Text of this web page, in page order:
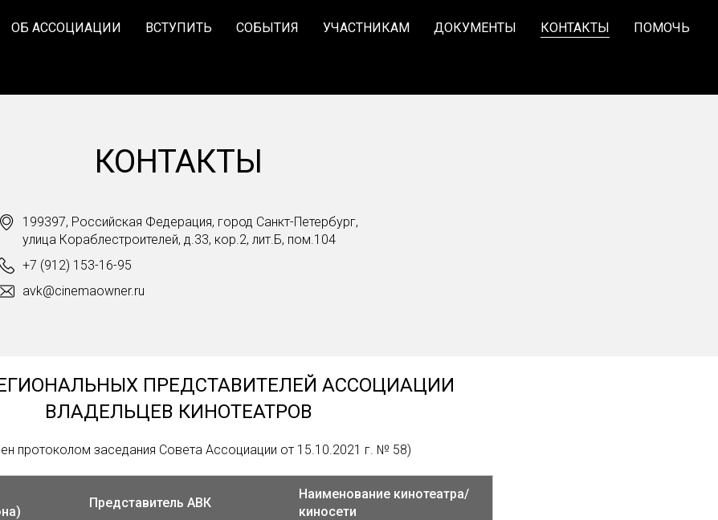
ОБ АССОЦИАЦИИ ВСТУПИТЬ СОБЫТИЯ УЧАСТНИКАМ ДОКУМЕНТЫ КОНТАКТЫ ПОМОЧЬ
КОНТАКТЫ
199397, Российская Федерация, город Санкт-Петербург,
улица Кораблестроителей, д.33, кор.2, лит.Б, пом.104
+7 (912) 153-16-95
avk@cinemaowner.ru
ПРЕДСТАВИТЕЛЕЙ АССОЦИАЦИИ
ВЛАДЕЛЬЦЕВ КИНОТЕАТРОВ
протоколом заседания Совета Ассоциации от 15.10.2021 г. № 58)
Представитель АВК
Наименование кинотеатра/
киносети